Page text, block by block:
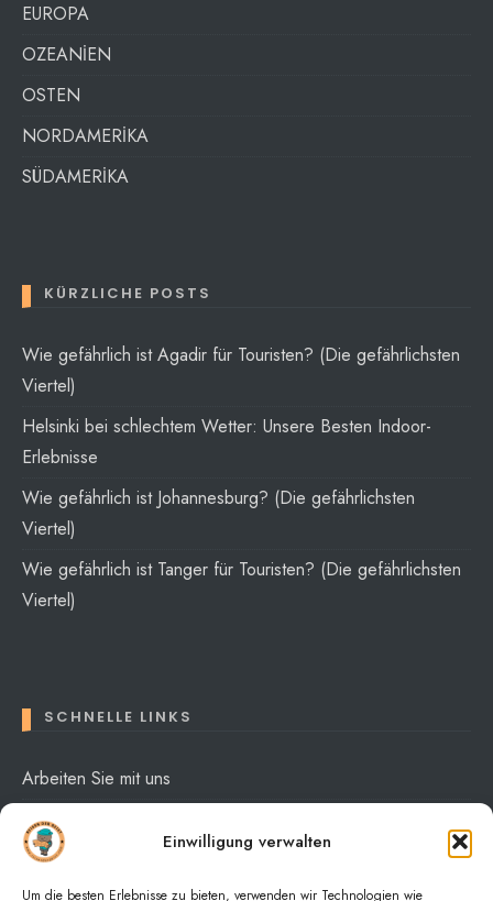
Einwilligung verwalten
Um die besten Erlebnisse zu bieten, verwenden wir Technologien wie
EUROPA
OZEANİEN
OSTEN
NORDAMERİKA
SÜDAMERİKA
KÜRZLICHE POSTS
Wie gefährlich ist Agadir für Touristen? (Die gefährlichsten
Viertel)
Helsinki bei schlechtem Wetter: Unsere Besten Indoor-
Erlebnisse
Wie gefährlich ist Johannesburg? (Die gefährlichsten
Viertel)
Wie gefährlich ist Tanger für Touristen? (Die gefährlichsten
Viertel)
SCHNELLE LINKS
Arbeiten Sie mit uns
Über mich
Datenschutzerklärung